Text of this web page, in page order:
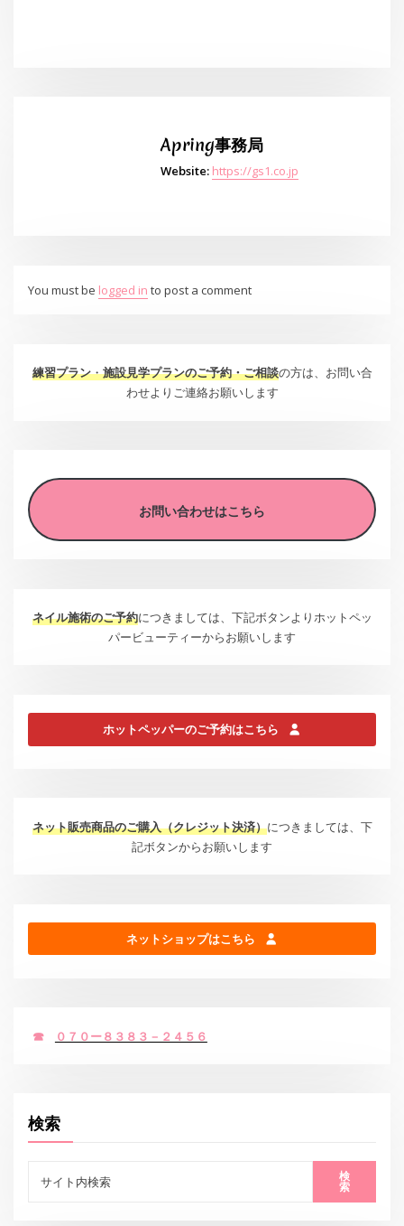
Apring事務局
Website: https://gs1.co.jp
You must be logged in to post a comment
練習プラン・施設見学プランのご予約・ご相談の方は、お問い合
わせよりご連絡お願いします
お問い合わせはこちら
ネイル施術のご予約につきましては、下記ボタンよりホットペッ
パービューティーからお願いします
ホットペッパーのご予約はこちら
ネット販売商品のご購入（クレジット決済）につきましては、下
記ボタンからお願いします
ネットショップはこちら
☎ ０７０ー８３８３－２４５６
検索
検
索